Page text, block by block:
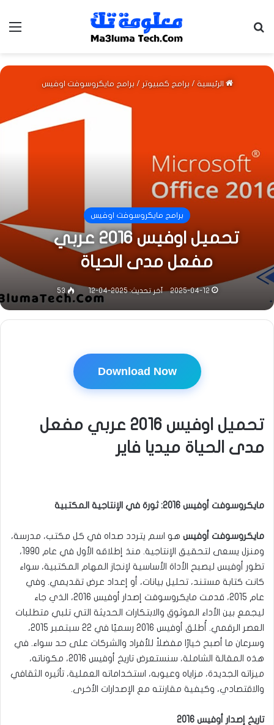
الرئيسية / برامج كمبيوتر / برامج مايكروسوفت اوفيس
برامج مايكروسوفت اوفيس
تحميل اوفيس 2016 عربي
مفعل مدى الحياة
2025-04-12 آخر تحديث: 2025-04-12 53
Download Now
تحميل اوفيس 2016 عربي مفعل
مدى الحياة ميديا فاير
مايكروسوفت أوفيس 2016: ثورة في الإنتاجية المكتبية
مايكروسوفت أوفيس هو اسم يتردد صداه في كل مكتب، مدرسة،
ومنزل يسعى لتحقيق الإنتاجية. منذ إطلاقه الأول في عام 1990،
تطور أوفيس ليصبح الأداة الأساسية لإنجاز المهام المكتبية، سواء
كانت كتابة مستند، تحليل بيانات، أو إعداد عرض تقديمي. وفي
عام 2015، قدمت مايكروسوفت إصدار أوفيس 2016، الذي جاء
ليجمع بين الأداء الموثوق والابتكارات الحديثة التي تلبي متطلبات
العصر الرقمي. أُطلق أوفيس 2016 رسميًا في 22 سبتمبر 2015،
وسرعان ما أصبح خيارًا مفضلاً للأفراد والشركات على حد سواء. في
هذه المقالة الشاملة، سنستعرض تاريخ أوفيس 2016، مكوناته،
ميزاته الجديدة، مزاياه وعيوبه، استخداماته العملية، تأثيره الثقافي
والاقتصادي، وكيفية مقارنته مع الإصدارات الأخرى.
تاريخ إصدار أوفيس 2016